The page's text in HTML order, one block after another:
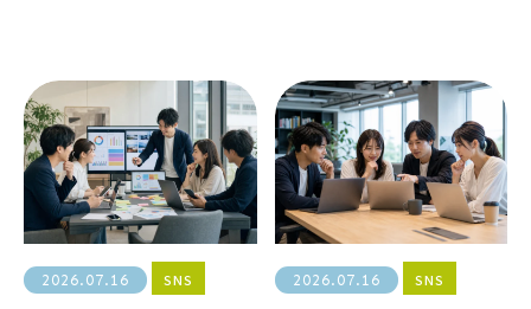
2026.07.16 SNS 2026.07.16 SNS